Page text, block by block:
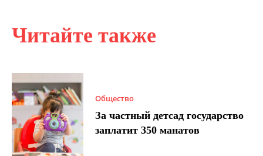
Читайте также
Общество
За частный детсад государство
заплатит 350 манатов